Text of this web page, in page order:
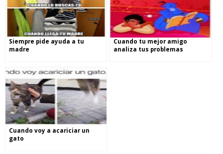
Siempre pide ayuda a tu
madre
Cuando tu mejor amigo
analiza tus problemas
Cuando voy a acariciar un
gato